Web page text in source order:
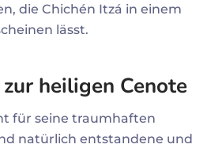
die Chichén Itzá in einem
lässt.
heiligen Cenote
für seine traumhaften
natürlich entstandene und